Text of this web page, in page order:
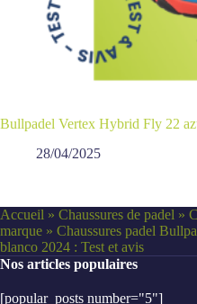
Bullpadel Vertex Hybrid Fly 22
28/04/2025
Accueil » Chaussures de padel »
marque » Chaussures padel
blanco 2024 : Test et avis
Nos articles populaires
[popular_posts number="5"]